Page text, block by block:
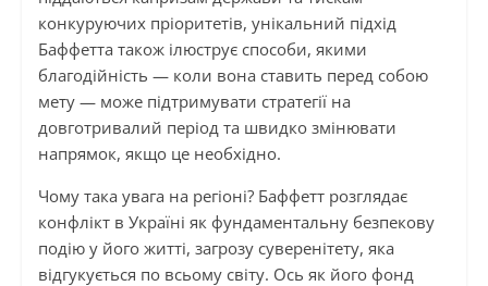
конкуруючих пріоритетів, унікальний підхід
Баффетта також ілюструє способи, якими
благодійність — коли вона ставить перед собою
мету — може підтримувати стратегії на
довготривалий період та швидко змінювати
напрямок, якщо це необхідно.
Чому така увага на регіоні? Баффетт розглядає
конфлікт в Україні як фундаментальну безпекову
подію у його житті, загрозу суверенітету, яка
відгукується по всьому світу. Ось як його фонд